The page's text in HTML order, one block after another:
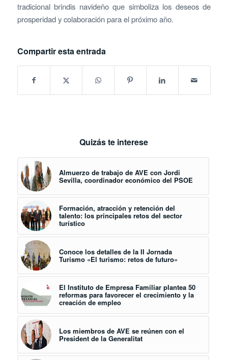
tradicional brindis navideño que simboliza los deseos de
prosperidad y colaboración para el próximo año.
Compartir esta entrada
Quizás te interese
Almuerzo de trabajo de AVE con Jordi
Sevilla, coordinador económico del PSOE
Formación, atracción y retención del
talento: los principales retos del sector
turístico
Conoce los detalles de la II Jornada
Turismo «El turismo: retos de futuro»
El Instituto de Empresa Familiar plantea 50
reformas para favorecer el crecimiento y la
creación de empleo
Los miembros de AVE se reúnen con el
President de la Generalitat